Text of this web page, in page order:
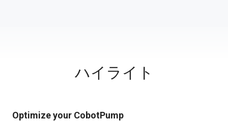
ハイライト
Optimize your CobotPump